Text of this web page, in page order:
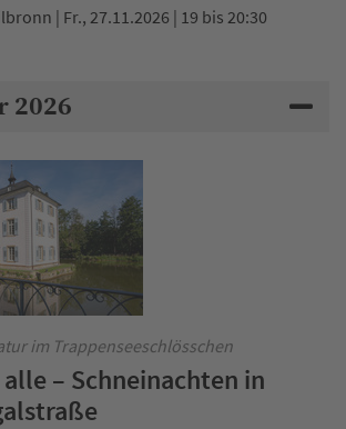
| Fr., 27.11.2026 | 19 bis 20:30
2026
im Trappenseeschlösschen
– Schneinachten in